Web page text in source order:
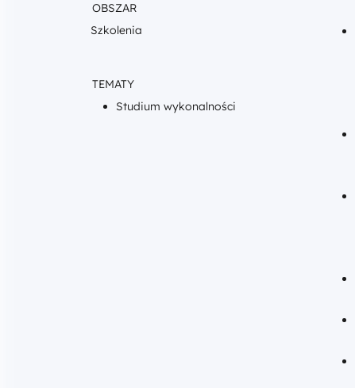
OBSZAR
Szkolenia
TEMATY
Studium wykonalności